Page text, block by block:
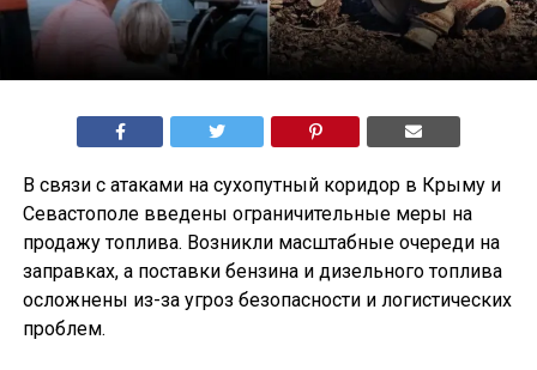
В связи с атаками на сухопутный коридор в Крыму и
Севастополе введены ограничительные меры на
продажу топлива. Возникли масштабные очереди на
заправках, а поставки бензина и дизельного топлива
осложнены из-за угроз безопасности и логистических
проблем.